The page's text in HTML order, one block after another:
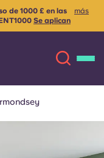
de 1000 £ en las
Se aplican
más